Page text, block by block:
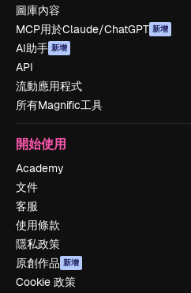
圖庫內容
MCP用於Claude/ChatGPT 新增
AI助手 新增
API
流動應用程式
所有Magnific工具
開始使用
Academy
文件
客服
使用條款
隱私政策
原創作品 新增
Cookie 政策